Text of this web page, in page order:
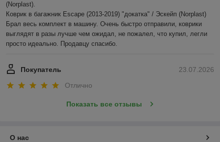
(Norplast).
Коврик в багажник Escape (2013-2019) "докатка" / Эскейп (Norplast)
Брал весь комплект в машину. Очень быстро отправили, коврики
выглядят в разы лучше чем ожидал, не пожалел, что купил, легли
просто идеально. Продавцу спасибо.
23.07.2026
Покупатель
Отлично
Показать все отзывы
О нас